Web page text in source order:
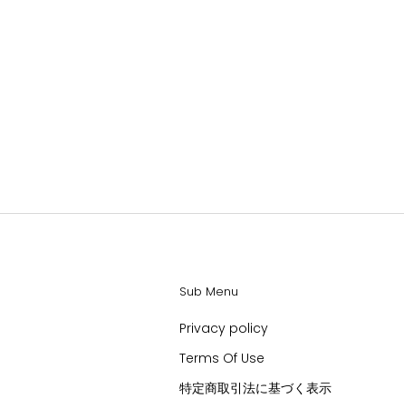
Sub Menu
Privacy policy
Terms Of Use
特定商取引法に基づく表示